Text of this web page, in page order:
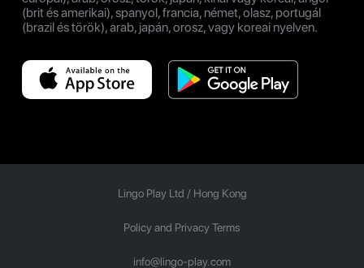
(brit és amerikai), spanyol, francia, német, olasz, portugál
(brazil és török), arab, japán, orosz, vagy koreai nyelven.
Lingo Play Ltd / Hong Kong
Policy and Privacy Terms
info@lingo-play.com